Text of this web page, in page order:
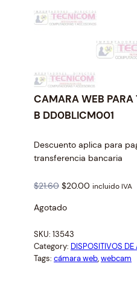
CAMARA WEB
B DD0BLICM001
Descuento aplica para
transferencia bancaria
$21.60 O
i
i
n
a
$20.00 C
n
t
incluido IVA
Agotado
SKU: 13543
Category: DISPOSITIVOS
Tags: cámara web, webcam